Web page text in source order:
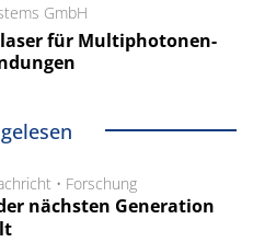
GmbH
für Multiphotonen-
• Forschung
nächsten Generation